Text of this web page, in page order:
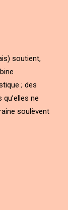
soutient,
; des
ne
soulèvent